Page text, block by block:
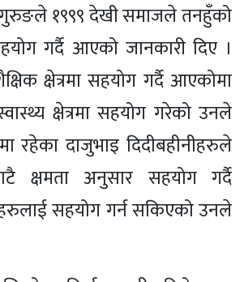
गुरुङले १९९९ देखी समाजले तनहुँको
गर्दै आएको जानकारी दिए ।
क्षेत्रमा सहयोग गर्दै आएकोमा
क्षेत्रमा सहयोग गरेको उनले
रहेका दाजुभाइ दिदीबहीनीहरुले
क्षमता अनुसार सहयोग गर्दै
सहयोग गर्न सकिएको उनले